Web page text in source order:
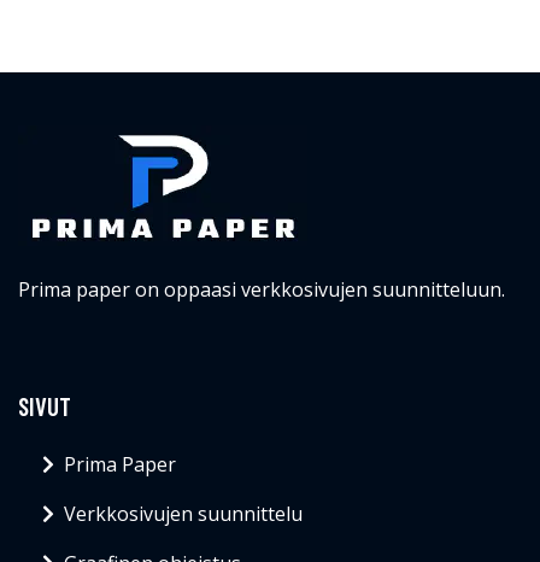
Prima paper on oppaasi verkkosivujen suunnitteluun.
SIVUT
Prima Paper
Verkkosivujen suunnittelu